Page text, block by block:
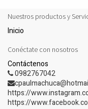
Nuestros productos y
Inicio
Conéctate con nosotros
Contáctenos
0982767042
https://
https://